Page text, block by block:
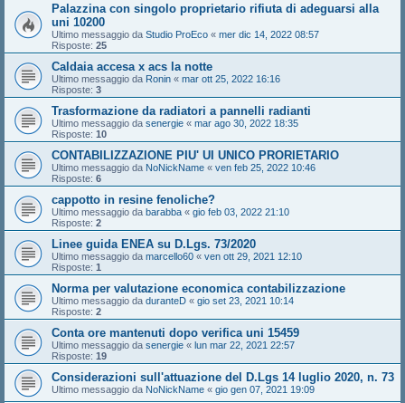
Palazzina con singolo proprietario rifiuta di adeguarsi alla
uni 10200
Ultimo messaggio da Studio ProEco « mer dic 14, 2022 08:57
Risposte: 25
Caldaia accesa x acs la notte
Ultimo messaggio da Ronin « mar ott 25, 2022 16:16
Risposte: 3
Trasformazione da radiatori a pannelli radianti
Ultimo messaggio da senergie « mar ago 30, 2022 18:35
Risposte: 10
CONTABILIZZAZIONE PIU' UI UNICO PRORIETARIO
Ultimo messaggio da NoNickName « ven feb 25, 2022 10:46
Risposte: 6
cappotto in resine fenoliche?
Ultimo messaggio da barabba « gio feb 03, 2022 21:10
Risposte: 2
Linee guida ENEA su D.Lgs. 73/2020
Ultimo messaggio da marcello60 « ven ott 29, 2021 12:10
Risposte: 1
Norma per valutazione economica contabilizzazione
Ultimo messaggio da duranteD « gio set 23, 2021 10:14
Risposte: 2
Conta ore mantenuti dopo verifica uni 15459
Ultimo messaggio da senergie « lun mar 22, 2021 22:57
Risposte: 19
Considerazioni sull'attuazione del D.Lgs 14 luglio 2020, n. 73
Ultimo messaggio da NoNickName « gio gen 07, 2021 19:09